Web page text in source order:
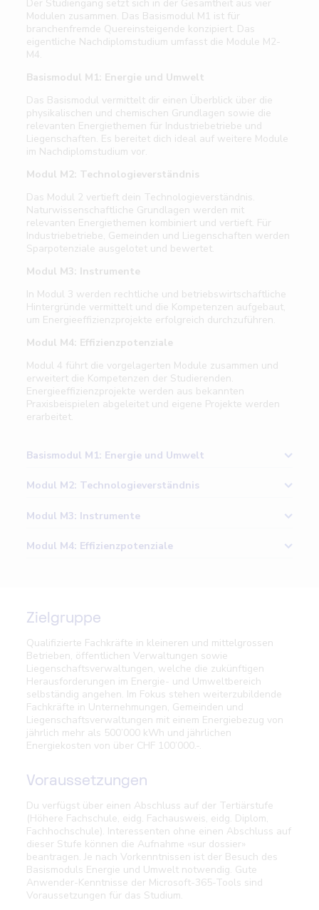
Der Studiengang setzt sich in der Gesamtheit aus vier
Modulen zusammen. Das Basismodul M1 ist für
branchenfremde Quereinsteigende konzipiert. Das
eigentliche Nachdiplomstudium umfasst die Module M2-
M4.
Basismodul M1: Energie und Umwelt
Das Basismodul vermittelt dir einen Überblick über die
physikalischen und chemischen Grundlagen sowie die
relevanten Energiethemen für Industriebetriebe und
Liegenschaften. Es bereitet dich ideal auf weitere Module
im Nachdiplomstudium vor.
Modul M2: Technologieverständnis
Das Modul 2 vertieft dein Technologieverständnis.
Naturwissenschaftliche Grundlagen werden mit
relevanten Energiethemen kombiniert und vertieft. Für
Industriebetriebe, Gemeinden und Liegenschaften werden
Sparpotenziale ausgelotet und bewertet.
Modul M3: Instrumente
In Modul 3 werden rechtliche und betriebswirtschaftliche
Hintergründe vermittelt und die Kompetenzen aufgebaut,
um Energieeffizienzprojekte erfolgreich durchzuführen.
Modul M4: Effizienzpotenziale
Modul 4 führt die vorgelagerten Module zusammen und
erweitert die Kompetenzen der Studierenden.
Energieeffizienzprojekte werden aus bekannten
Praxisbeispielen abgeleitet und eigene Projekte werden
erarbeitet.
Basismodul M1: Energie und Umwelt
Mess- und Sensortechnik
Anwendungen
Erzeugung erneuerbare Energien
Grundlagen Strom-, Gas-, Wärmeversorgung
Modul M2: Technologieverständnis
Energie, Leistung, Verluste
Geräte
Brauchwasser
Biogas- und Biomassenanwendung
Gebäudehülle und -automation
Energienetze
Wärme- und Kälteerzeugung, Heizsysteme, Kälteanlagen
Energiespeichersysteme
Mobilität
Rechenzentren
Modul M3: Instrumente
Rechtliche Themen
Projektmanagement
Autonomiegrad, Stromspeicher
Investitionsrechnung
Modul M4: Effizienzpotenziale
Modelle, Instrumente und Werkzeuge für KMU und
Grossverbraucher
Verkauf und Kommunikation
Digitalisierung
Mangellagen und Massnahmen
Förderprogramm
Prozess- und Betriebsoptimierung
Zukunftsorientierte Energiethemen
Zielgruppe
Qualifizierte Fachkräfte in kleineren und mittelgrossen
Betrieben, öffentlichen Verwaltungen sowie
Liegenschaftsverwaltungen, welche die zukünftigen
Herausforderungen im Energie- und Umweltbereich
selbständig angehen. Im Fokus stehen weiterzubildende
Fachkräfte in Unternehmungen, Gemeinden und
Liegenschaftsverwaltungen mit einem Energiebezug von
jährlich mehr als 500’000 kWh und jährlichen
Energiekosten von über CHF 100’000.-.
Voraussetzungen
Du verfügst über einen Abschluss auf der Tertiärstufe
(Höhere Fachschule, eidg. Fachausweis, eidg. Diplom,
Fachhochschule). Interessenten ohne einen Abschluss auf
dieser Stufe können die Aufnahme «sur dossier»
beantragen. Je nach Vorkenntnissen ist der Besuch des
Basismoduls Energie und Umwelt notwendig. Gute
Anwender-Kenntnisse der Microsoft-365-Tools sind
Voraussetzungen für das Studium.